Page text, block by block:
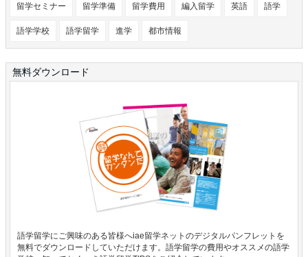
留学セミナー 留学準備 留学費用 編入留学 英語 語学
語学学校 語学留学 進学 都市情報
無料ダウンロード
語学留学にご興味のある皆様へiae留学ネットのデジタルパンフレットを
無料でダウンロードしていただけます。語学留学の費用やオススメの語学